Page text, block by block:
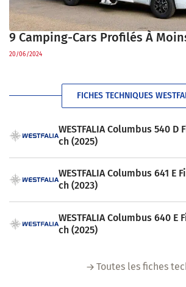
9 Camping-Cars Profilés À
20/06/2024
FICHES TECHNIQUES
WESTFALIA Columbus 540 D
ch (2025)
WESTFALIA Columbus 641 E
ch (2023)
WESTFALIA Columbus 640 E
ch (2025)
Toutes les fiches